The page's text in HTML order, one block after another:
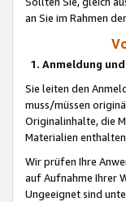
an Sie im Rahmen
1. Anmeldung
Sie leiten den
muss/müssen
Originalinhalte, die
Materialien
Wir prüfen Ihre
auf Aufnahme Ihrer
Ungeeignet sind